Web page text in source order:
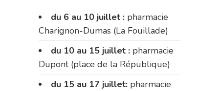
du 6 au 10 juillet : pharmacie
Charignon-Dumas (La Fouillade)
du 10 au 15 juillet : pharmacie
Dupont (place de la République)
du 15 au 17 juillet: pharmacie